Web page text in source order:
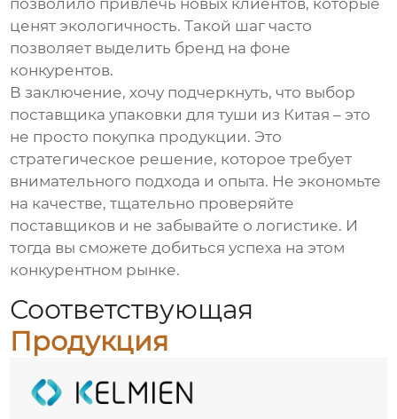
позволило привлечь новых клиентов, которые
ценят экологичность. Такой шаг часто
позволяет выделить бренд на фоне
конкурентов.
В заключение, хочу подчеркнуть, что выбор
поставщикаупаковки для туши из Китая – это
не просто покупка продукции. Это
стратегическое решение, которое требует
внимательного подхода и опыта. Не экономьте
на качестве, тщательно проверяйте
поставщиков и не забывайте о логистике. И
тогда вы сможете добиться успеха на этом
конкурентном рынке.
Соответствующая
Продукция